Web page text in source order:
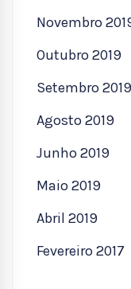
Novembro
Outubro 2019
Setembro 2019
Agosto 2019
Junho 2019
Maio 2019
Abril 2019
Fevereiro 2017